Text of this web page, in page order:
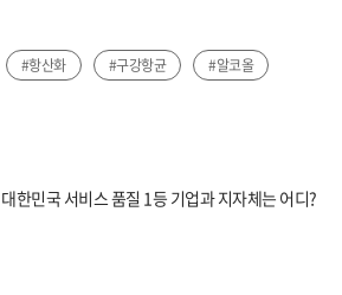
#항산화 #구강항균
#알코올
대한민국 서비스 품질 1등 기업과 지자체는 어디?